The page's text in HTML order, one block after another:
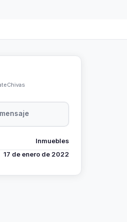
Inmuebles
17 de enero de 2022